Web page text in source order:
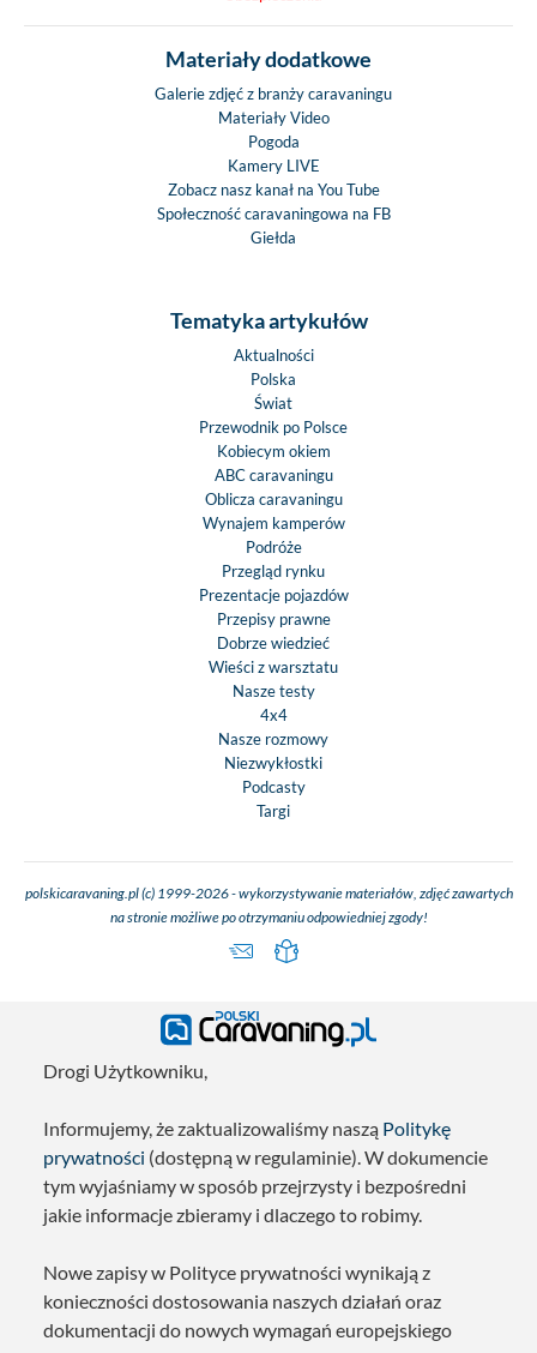
Materiały dodatkowe
Galerie zdjęć z branży caravaningu
Materiały Video
Pogoda
Kamery LIVE
Zobacz nasz kanał na You Tube
Społeczność caravaningowa na FB
Giełda
Tematyka artykułów
Aktualności
Polska
Świat
Przewodnik po Polsce
Kobiecym okiem
ABC caravaningu
Oblicza caravaningu
Wynajem kamperów
Podróże
Przegląd rynku
Prezentacje pojazdów
Przepisy prawne
Dobrze wiedzieć
Wieści z warsztatu
Nasze testy
4x4
Nasze rozmowy
Niezwykłostki
Podcasty
Targi
polskicaravaning.pl (c) 1999-2026 - wykorzystywanie materiałów, zdjęć zawartych
na stronie możliwe po otrzymaniu odpowiedniej zgody!
Drogi Użytkowniku,
Informujemy, że zaktualizowaliśmy naszą Politykę
prywatności (dostępną w regulaminie). W dokumencie
tym wyjaśniamy w sposób przejrzysty i bezpośredni
jakie informacje zbieramy i dlaczego to robimy.
Nowe zapisy w Polityce prywatności wynikają z
konieczności dostosowania naszych działań oraz
dokumentacji do nowych wymagań europejskiego